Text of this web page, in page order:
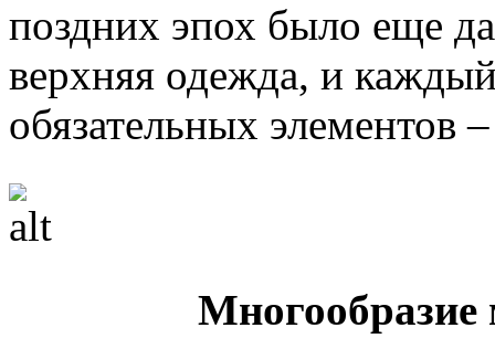
поздних эпох было еще
верхняя одежда, и
обязательных элементов
Многообразие